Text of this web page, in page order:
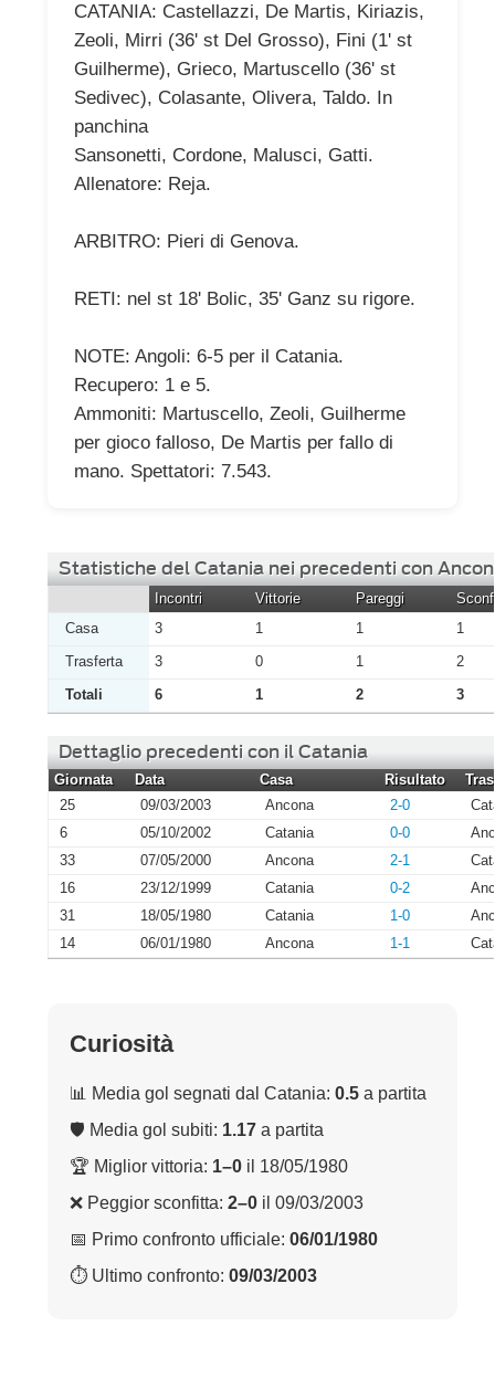
CATANIA: Castellazzi, De Martis, Kiriazis,
Zeoli, Mirri (36' st Del Grosso), Fini (1' st
Guilherme), Grieco, Martuscello (36' st
Sedivec), Colasante, Olivera, Taldo. In
panchina
Sansonetti, Cordone, Malusci, Gatti.
Allenatore: Reja.
ARBITRO: Pieri di Genova.
RETI: nel st 18' Bolic, 35' Ganz su rigore.
NOTE: Angoli: 6-5 per il Catania.
Recupero: 1 e 5.
Ammoniti: Martuscello, Zeoli, Guilherme
per gioco falloso, De Martis per fallo di
mano. Spettatori: 7.543.
Statistiche del Catania nei precedenti con
Incontri Vittorie Pareggi
Casa
3 1 1
1
Trasferta
3 0 1
2
Totali
6 1 2 3
Dettaglio precedenti con il Catania
Giornata Data Casa Risultato
25
09/03/2003 Ancona 2-0
6
05/10/2002 Catania 0-0
33
07/05/2000 Ancona 2-1
16
23/12/1999 Catania 0-2
31
18/05/1980 Catania 1-0
14
06/01/1980 Ancona 1-1
Curiosità
📊 Media gol segnati dal Catania: 0.5 a partita
🛡 Media gol subiti: 1.17 a partita
🏆 Miglior vittoria: 1–0 il 18/05/1980
❌ Peggior sconfitta: 2–0 il 09/03/2003
📅 Primo confronto ufficiale: 06/01/1980
⏱ Ultimo confronto: 09/03/2003